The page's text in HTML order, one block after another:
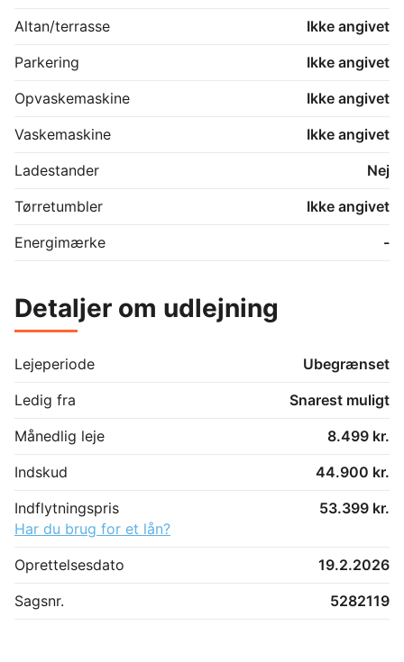
Altan/terrasse
Ikke angivet
Parkering
Ikke angivet
Opvaskemaskine
Ikke angivet
Vaskemaskine
Ikke angivet
Ladestander
Nej
Tørretumbler
Ikke angivet
Energimærke
-
Detaljer om udlejning
Lejeperiode
Ubegrænset
Ledig fra
Snarest muligt
Månedlig leje
8.499 kr.
Indskud
44.900 kr.
Indflytningspris
53.399 kr.
Har du brug for et lån?
Oprettelsesdato
19.2.2026
Sagsnr.
5282119